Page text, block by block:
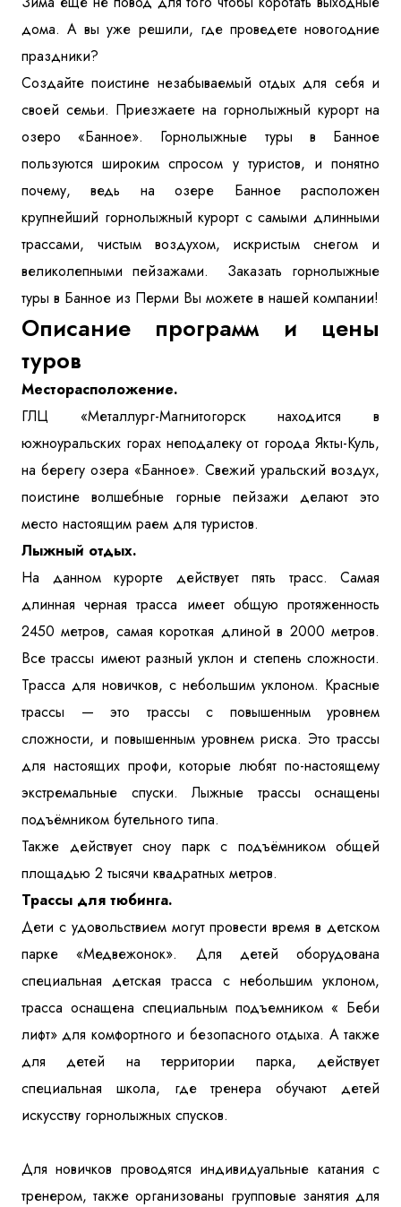
дома. А вы уже решили, где проведете новогодние
праздники?
Создайте поистине незабываемый отдых для себя и
своей семьи. Приезжаете на горнолыжный курорт на
озеро «Банное». Горнолыжные туры в Банное
пользуются широким спросом у туристов, и понятно
почему, ведь на озере Банное расположен
крупнейший горнолыжный курорт с самыми длинными
трассами, чистым воздухом, искристым снегом и
великолепными пейзажами. Заказать горнолыжные
туры в Банное из Перми Вы можете в нашей компании!
Описание программ и цены
туров
Месторасположение.
ГЛЦ «Металлург-Магнитогорск находится в
южноуральских горах неподалеку от города Якты-Куль,
на берегу озера «Банное». Свежий уральский воздух,
поистине волшебные горные пейзажи делают это
место настоящим раем для туристов.
Лыжный отдых.
На данном курорте действует пять трасс. Самая
длинная черная трасса имеет общую протяженность
2450 метров, самая короткая длиной в 2000 метров.
Все трассы имеют разный уклон и степень сложности.
Трасса для новичков, с небольшим уклоном. Красные
трассы — это трассы с повышенным уровнем
сложности, и повышенным уровнем риска. Это трассы
для настоящих профи, которые любят по-настоящему
экстремальные спуски. Лыжные трассы оснащены
подъёмником бутельного типа.
Также действует сноу парк с подъёмником общей
площадью 2 тысячи квадратных метров.
Трассы для тюбинга.
Дети с удовольствием могут провести время в детском
парке «Медвежонок». Для детей оборудована
специальная детская трасса с небольшим уклоном,
трасса оснащена специальным подъемником « Беби
лифт» для комфортного и безопасного отдыха. А также
для детей на территории парка, действует
специальная школа, где тренера обучают детей
искусству горнолыжных спусков.
Для новичков проводятся индивидуальные катания с
тренером, также организованы групповые занятия для
Куда бы Вы хотели отправиться?
Я даю согласие наобработку персональных данныхи
с политикой компании в отношении
обработки персональных данных
Отправить